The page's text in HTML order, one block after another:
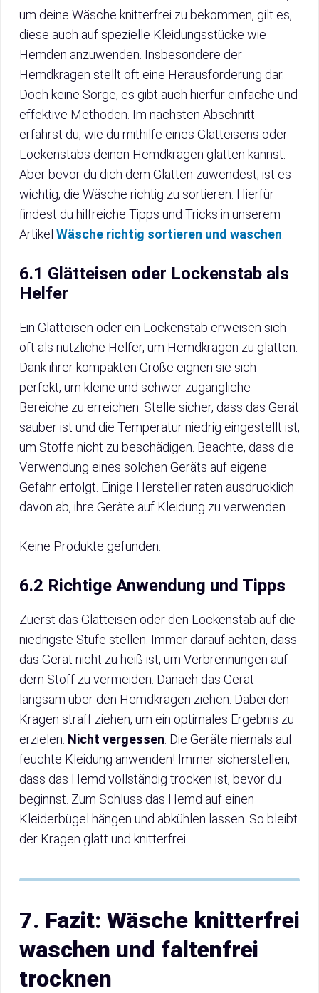
um deine Wäsche knitterfrei zu bekommen, gilt es,
diese auch auf spezielle Kleidungsstücke wie
Hemden anzuwenden. Insbesondere der
Hemdkragen stellt oft eine Herausforderung dar.
Doch keine Sorge, es gibt auch hierfür einfache und
effektive Methoden. Im nächsten Abschnitt
erfährst du, wie du mithilfe eines Glätteisens oder
Lockenstabs deinen Hemdkragen glätten kannst.
Aber bevor du dich dem Glätten zuwendest, ist es
wichtig, die Wäsche richtig zu sortieren. Hierfür
findest du hilfreiche Tipps und Tricks in unserem
Artikel Wäsche richtig sortieren und waschen
6.1 Glätteisen oder Lockenstab als
Helfer
Ein Glätteisen oder ein Lockenstab erweisen sich
oft als nützliche Helfer, um Hemdkragen zu glätten.
Dank ihrer kompakten Größe eignen sie sich
perfekt, um kleine und schwer zugängliche
Bereiche zu erreichen. Stelle sicher, dass das Gerät
sauber ist und die Temperatur niedrig eingestellt ist,
um Stoffe nicht zu beschädigen. Beachte, dass die
Verwendung eines solchen Geräts auf eigene
Gefahr erfolgt. Einige Hersteller raten ausdrücklich
davon ab, ihre Geräte auf Kleidung zu verwenden.
Keine Produkte gefunden.
6.2 Richtige Anwendung und Tipps
Zuerst das Glätteisen oder den Lockenstab auf die
niedrigste Stufe stellen. Immer darauf achten, dass
das Gerät nicht zu heiß ist, um Verbrennungen auf
dem Stoff zu vermeiden. Danach das Gerät
langsam über den Hemdkragen ziehen. Dabei den
Kragen straff ziehen, um ein optimales Ergebnis zu
erzielen. Nicht vergessen: Die Geräte niemals auf
feuchte Kleidung anwenden! Immer sicherstellen,
dass das Hemd vollständig trocken ist, bevor du
beginnst. Zum Schluss das Hemd auf einen
Kleiderbügel hängen und abkühlen lassen. So bleibt
der Kragen glatt und knitterfrei.
7. Fazit: Wäsche knitterfrei
waschen und faltenfrei
trocknen